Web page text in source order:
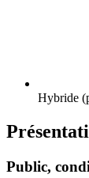
Hybride
Public,